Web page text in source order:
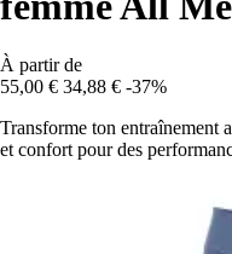
À partir de
55,00 € 34,88 € -37%
Transforme ton entraînement
et confort pour des